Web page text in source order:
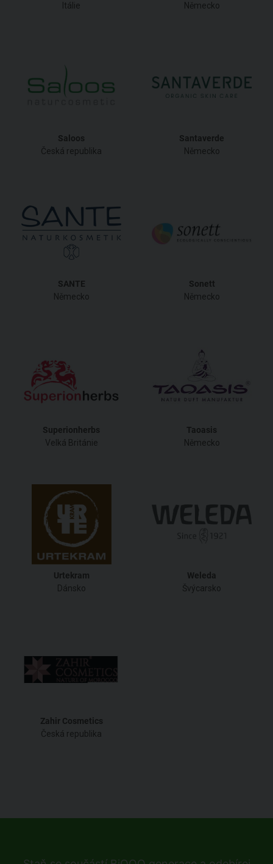
Itálie
Německo
Saloos
Česká republika
Santaverde
Německo
SANTE
Německo
Sonett
Německo
Superionherbs
Velká Británie
Taoasis
Německo
Urtekram
Dánsko
Weleda
Švýcarsko
Zahir Cosmetics
Česká republika